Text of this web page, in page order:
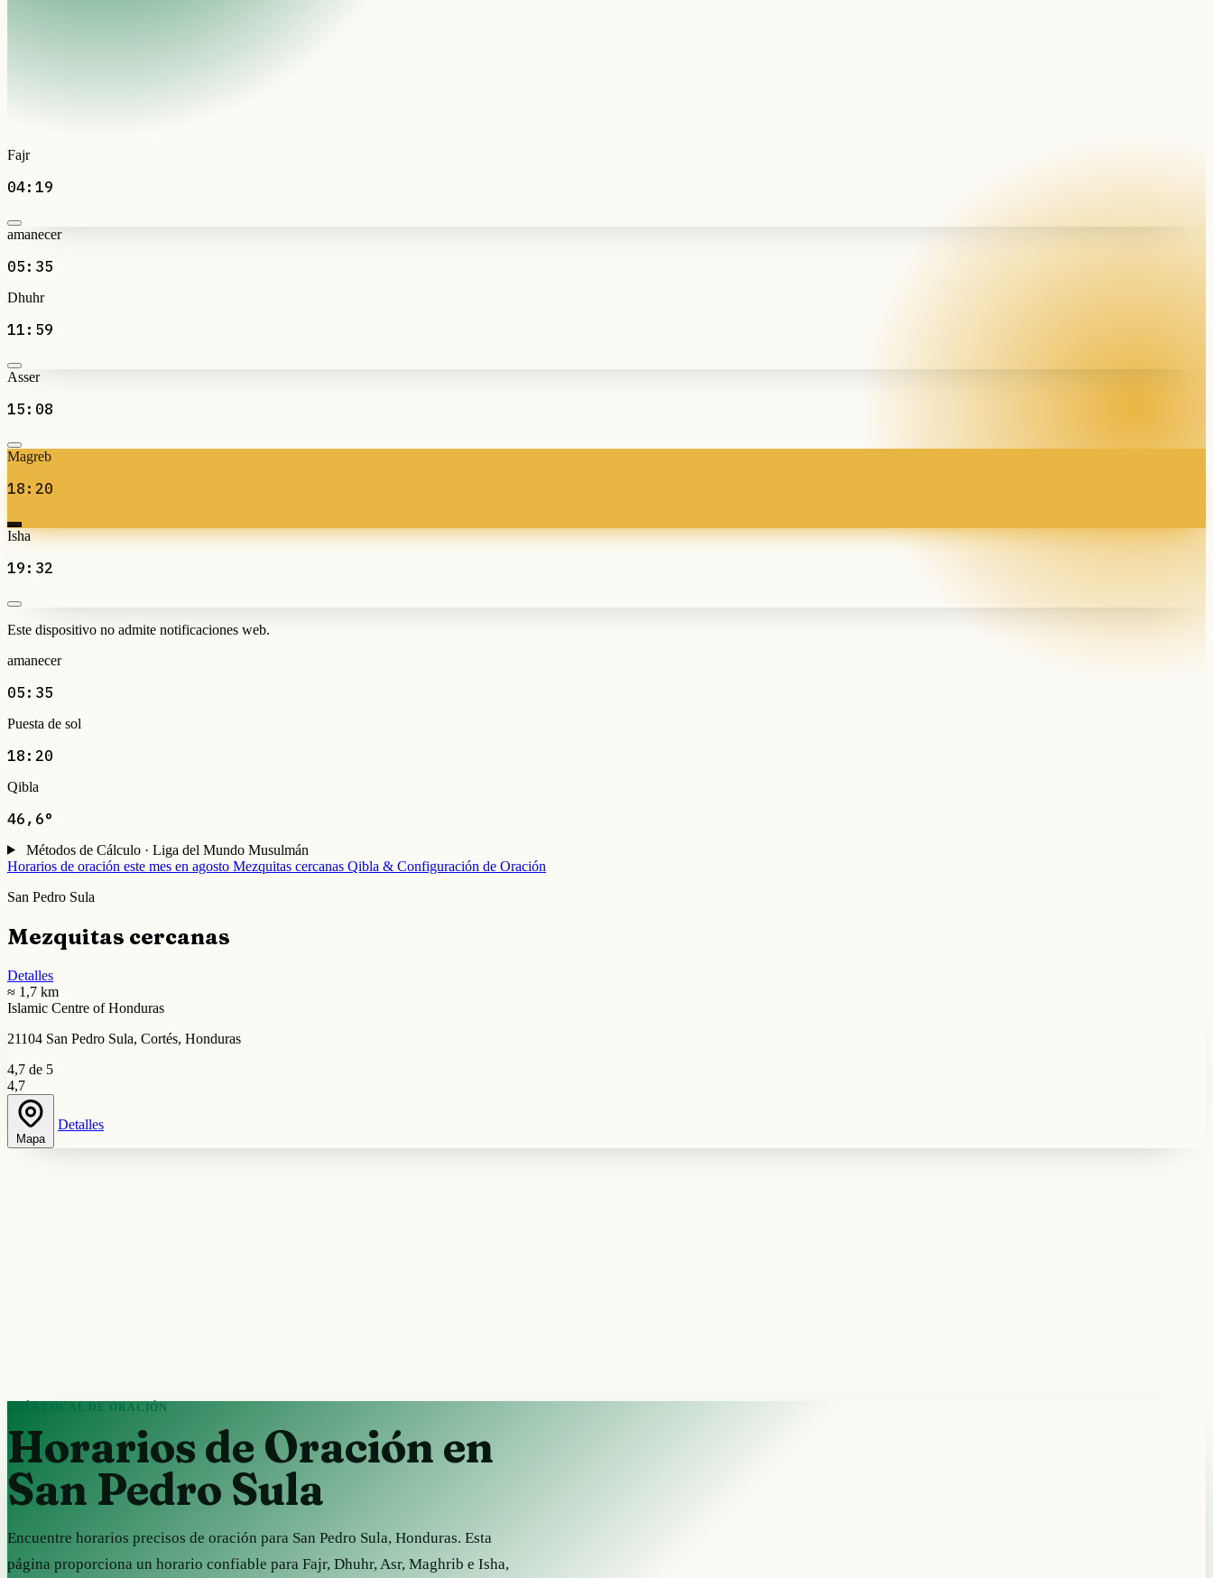
Fajr
04:19
amanecer
05:35
Dhuhr
11:59
Asser
15:08
Magreb
18:20
Isha
19:32
Este dispositivo no admite notificaciones web.
amanecer
05:35
Puesta de sol
18:20
Qibla
46,6°
Métodos de Cálculo · Liga del Mundo Musulmán
Horarios de oración este mes en agosto Mezquitas cercanas Qibla & Configuración de Oración
San Pedro Sula
Mezquitas cercanas
Detalles
≈ 1,7 km
Islamic Centre of Honduras
21104 San Pedro Sula, Cortés, Honduras
4,7 de 5
4,7
Mapa
Detalles
GUÍA LOCAL DE ORACIÓN
Horarios de Oración en
San Pedro Sula
Encuentre horarios precisos de oración para San Pedro Sula, Honduras. Esta
página proporciona un horario confiable para Fajr, Dhuhr, Asr, Maghrib e Isha,